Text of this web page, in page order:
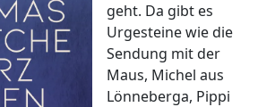
geht. Da gibt es
Urgesteine wie die
Sendung mit der
Maus, Michel aus
Lönneberga, Pippi